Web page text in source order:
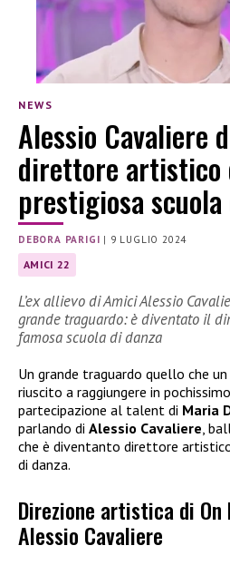
NEWS
Alessio Cavaliere
direttore artistico
prestigiosa scuola
DEBORA PARIGI | 9 LUGLIO 2024
AMICI 22
L’ex allievo di Amici Alessio
grande traguardo: è diventato il
famosa scuola di danza
Un grande traguardo quello che
riuscito a raggiungere in
partecipazione al talent di Maria
parlando di Alessio Cavaliere ,
che è diventanto direttore
di danza.
Direzione artistica di On
Alessio Cavaliere